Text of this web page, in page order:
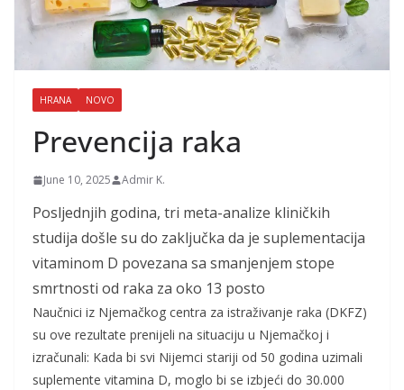
HRANA NOVO
Prevencija raka
June 10, 2025 Admir K.
Posljednjih godina, tri meta-analize kliničkih
studija došle su do zaključka da je suplementacija
vitaminom D povezana sa smanjenjem stope
smrtnosti od raka za oko 13 posto
Naučnici iz Njemačkog centra za istraživanje raka (DKFZ)
su ove rezultate prenijeli na situaciju u Njemačkoj i
izračunali: Kada bi svi Nijemci stariji od 50 godina uzimali
suplemente vitamina D, moglo bi se izbjeći do 30.000